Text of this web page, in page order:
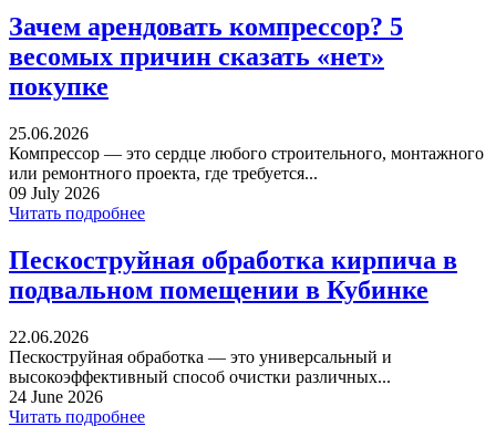
Зачем арендовать компрессор? 5
весомых причин сказать «нет»
покупке
25.06.2026
Компрессор — это сердце любого строительного, монтажного
или ремонтного проекта, где требуется...
09 July 2026
Читать подробнее
Пескоструйная обработка кирпича в
подвальном помещении в Кубинке
22.06.2026
Пескоструйная обработка — это универсальный и
высокоэффективный способ очистки различных...
24 June 2026
Читать подробнее